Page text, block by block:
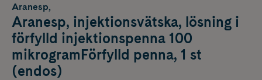
Aranesp,
Aranesp, injektionsvätska, lösning i
förfylld injektionspenna 100
mikrogramFörfylld penna, 1 st
(endos)